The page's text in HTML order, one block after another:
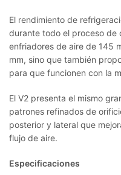
El rendimiento de
durante todo el proceso de
enfriadores de aire de 145
mm, sino que también
para que funcionen con la
El V2 presenta el mismo
patrones refinados de
posterior y lateral que
flujo de aire.
Especificaciones